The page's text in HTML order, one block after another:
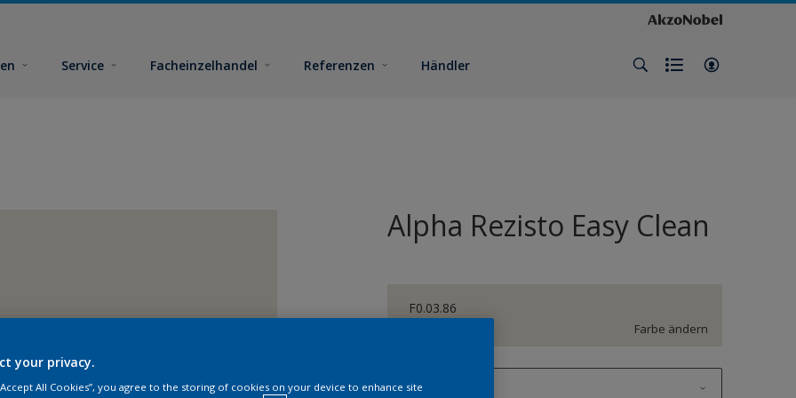
Service Facheinzelhandel Referenzen Händler
Alpha Rezisto Easy Clean
F0.03.86
Farbe ändern
1 l
your privacy.
All Cookies”, you agree to the storing of cookies on your device to enhance site